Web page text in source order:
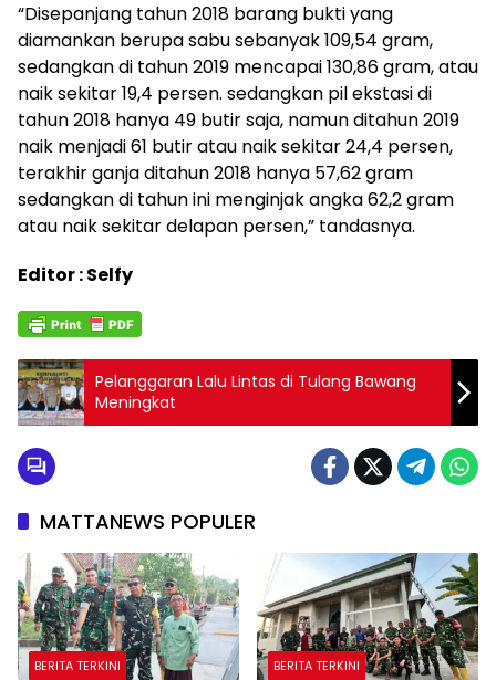
“Disepanjang tahun 2018 barang bukti yang
diamankan berupa sabu sebanyak 109,54 gram,
sedangkan di tahun 2019 mencapai 130,86 gram, atau
naik sekitar 19,4 persen. sedangkan pil ekstasi di
tahun 2018 hanya 49 butir saja, namun ditahun 2019
naik menjadi 61 butir atau naik sekitar 24,4 persen,
terakhir ganja ditahun 2018 hanya 57,62 gram
sedangkan di tahun ini menginjak angka 62,2 gram
atau naik sekitar delapan persen,” tandasnya.
Editor : Selfy
Pelanggaran Lalu Lintas di Tulang Bawang
Meningkat
MATTANEWS POPULER
BERITA TERKINI BERITA TERKINI